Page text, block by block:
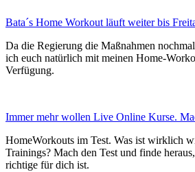
Bata´s Home Workout läuft weiter bis
Da die Regierung die Maßnahmen
ich euch natürlich mit meinen Home-
Verfügung.
Immer mehr wollen Live Online Kurse.
HomeWorkouts im Test. Was ist wirklich
Trainings? Mach den Test und finde
richtige für dich ist.